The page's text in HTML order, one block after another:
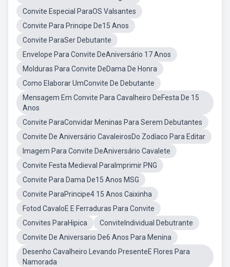
Convite Especial ParaOS Valsantes
Convite Para Principe De15 Anos
Convite ParaSer Debutante
Envelope Para Convite DeAniversário 17 Anos
Molduras Para Convite DeDama De Honra
Como Elaborar UmConvite De Debutante
Mensagem Em Convite Para Cavalheiro DeFesta De 15
Anos
Convite ParaConvidar Meninas Para Serem Debutantes
Convite De Aniversário CavaleirosDo Zodíaco Para Editar
Imagem Para Convite DeAniversário Cavalete
Convite Festa Medieval ParaImprimir PNG
Convite Para Dama De15 Anos MSG
Convite ParaPrincipe4 15 Anos Caixinha
Fotod CavaloE E Ferraduras Para Convite
Convites ParaHipica
ConviteIndividual Debutrante
Convite De Aniversario De6 Anos Para Menina
Desenho Cavalheiro Levando PresenteE Flores Para
Namorada